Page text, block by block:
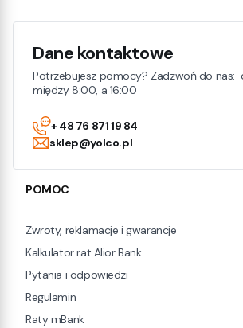
Dane kontaktowe
Potrzebujesz pomocy? Zadzwoń do nas:
między 8:00, a 16:00
+ 48 76 871 19 84
sklep@yolco.pl
Linki w stopce
POMOC
Zwroty, reklamacje i gwarancje
Kalkulator rat Alior Bank
Pytania i odpowiedzi
Regulamin
Raty mBank